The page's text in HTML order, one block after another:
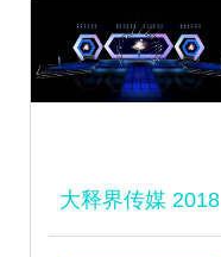
大释界传媒 2018